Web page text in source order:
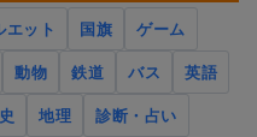
エット 国旗
ゲーム
動物 鉄道 バス
英語
地理 診断・占い